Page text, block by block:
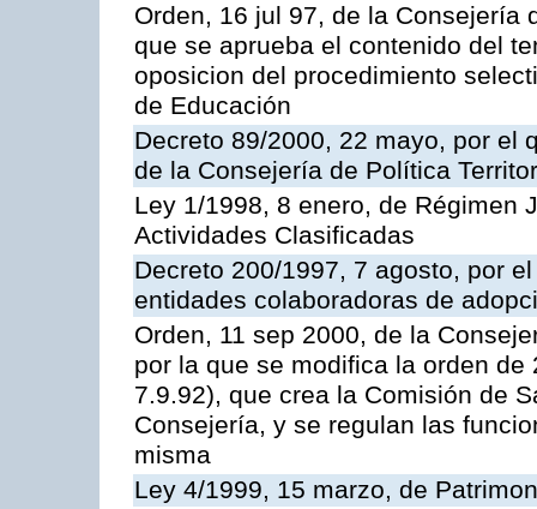
Orden, 16 jul 97, de la Consejería
que se aprueba el contenido del
oposicion del procedimiento
de Educación
Decreto 89/2000, 22 mayo, por el
de la Consejería de Política
Ley 1/1998, 8 enero, de Régimen
Actividades Clasificadas
Decreto 200/1997, 7 agosto, por
entidades colaboradoras de
Orden, 11 sep 2000, de la
por la que se modifica la orden
7.9.92), que crea la Comisión de
Consejería, y se regulan las
misma
Ley 4/1999, 15 marzo, de